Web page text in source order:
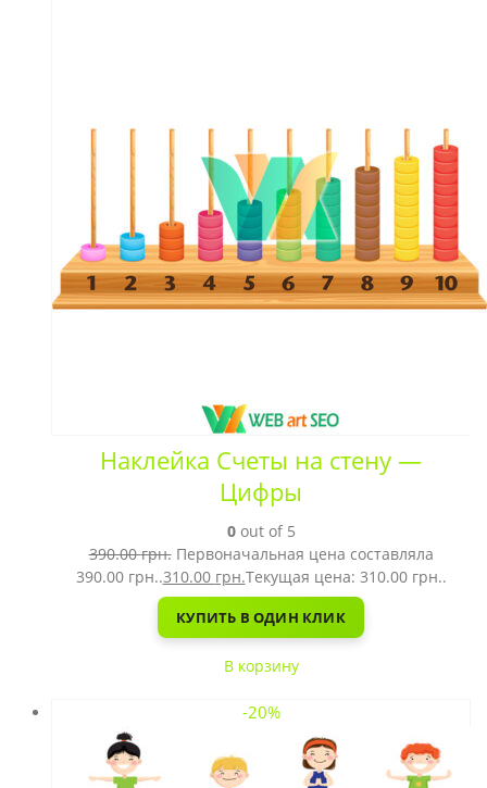
Наклейка Счеты на стену —
Цифры
0out of 5
390.00грн. Первоначальная цена составляла
390.00 грн..310.00 грн.Текущая цена: 310.00 грн..
КУПИТЬ В ОДИН КЛИК
В корзину
-20%